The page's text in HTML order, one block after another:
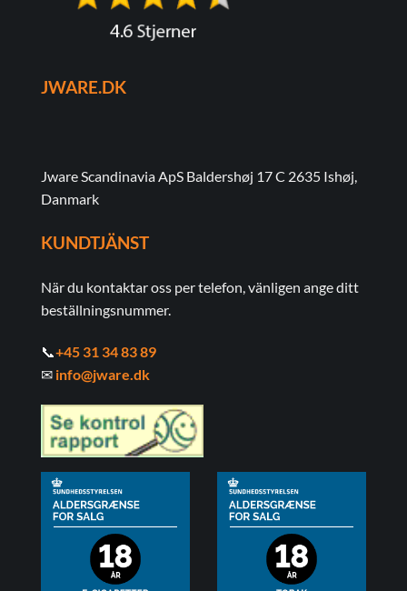
JWARE.DK
Jware Scandinavia ApS Baldershøj 17 C 2635 Ishøj,
Danmark
KUNDTJÄNST
När du kontaktar oss per telefon, vänligen ange ditt
beställningsnummer.
📞+45 31 34 83 89
✉ info@jware.dk